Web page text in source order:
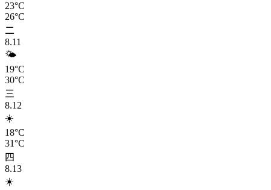
23°C
26°C
二
8.11
🌤️
19°C
30°C
三
8.12
☀️
18°C
31°C
四
8.13
☀️